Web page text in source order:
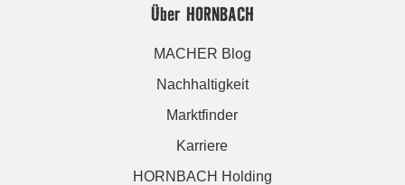
Über HORNBACH
MACHER Blog
Nachhaltigkeit
Marktfinder
Karriere
HORNBACH Holding